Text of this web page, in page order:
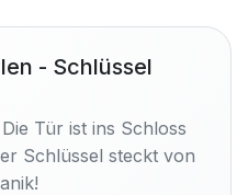
- Schlüssel
Tür ist ins Schloss
Schlüssel steckt von